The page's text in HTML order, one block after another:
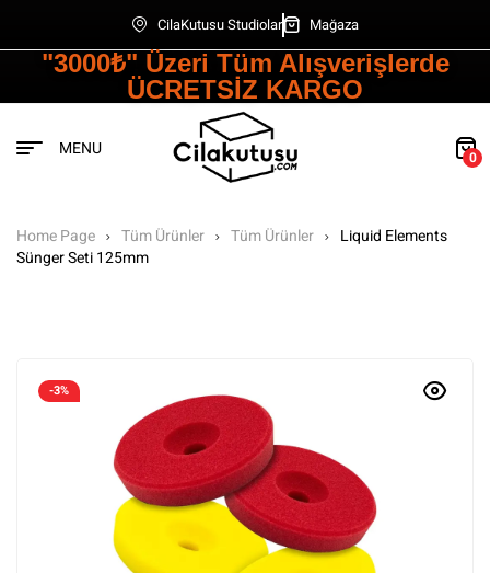
CilaKutusu Studiolar Mağaza
"3000₺" Üzeri Tüm Alışverişlerde
ÜCRETSİZ KARGO
MENU 0
Home Page Tüm Ürünler Tüm Ürünler
Liquid Elements
Sünger Seti 125mm
-3%